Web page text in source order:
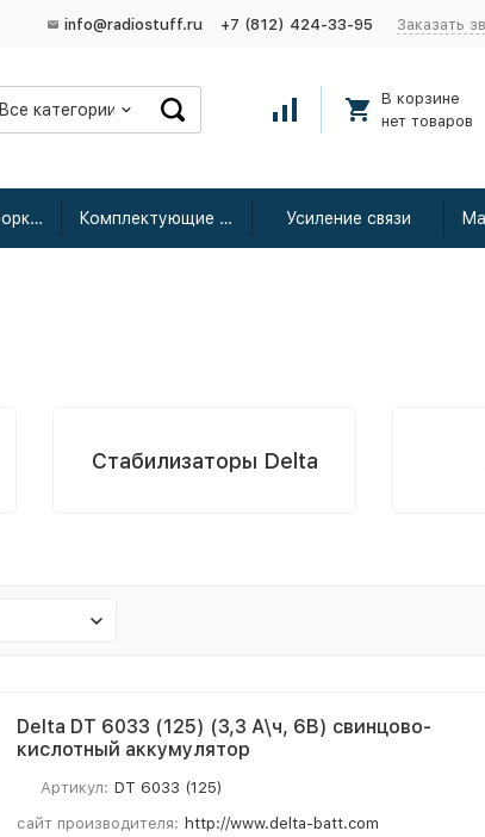
info@radiostuff.ru +7 (812) 424-33-95 Заказать
Все категории
В корзине
нет товаров
Кабельные сборки радиочастотные Комплектующие для усиления Усиление связи
Стабилизаторы Delta
Delta DT 6033 (125) (3,3 А\ч, 6В) свинцово-
кислотный аккумулятор
Артикул: DT 6033 (125)
сайт производителя: http://www.delta-batt.com